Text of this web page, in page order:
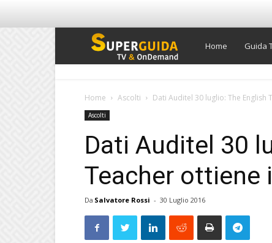
Super
Home Guida
Home Ascolti Dati Auditel 30 luglio: The English
Ascolti
Dati Auditel 30
Teacher ottiene
Da Salvatore Rossi - 30 Luglio 2016